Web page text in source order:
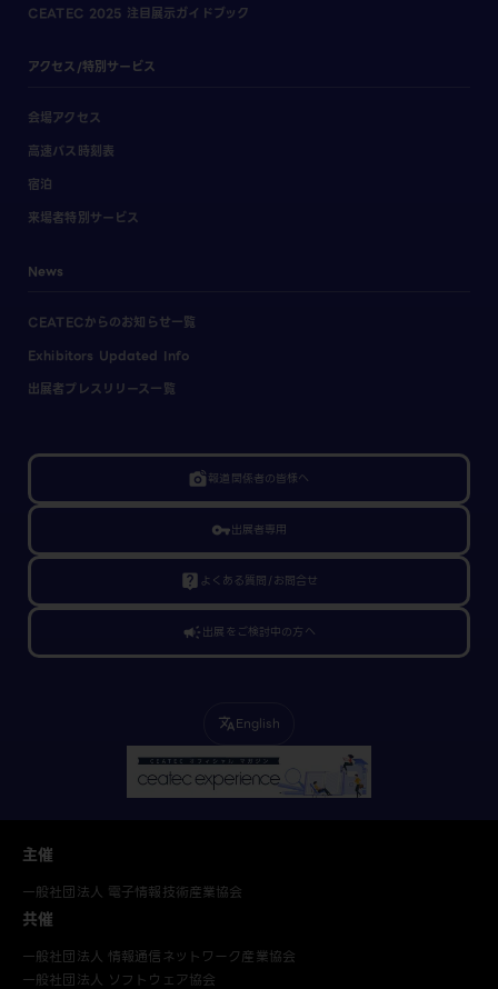
CEATEC 2025 注目展示ガイドブック
アクセス/特別サービス
会場アクセス
高速バス時刻表
宿泊
来場者特別サービス
News
CEATECからのお知らせ一覧
Exhibitors Updated Info
出展者プレスリリース一覧
linked_camera報道関係者の皆様へ
vpn_key出展者専用
live_help よくある質問/お問合せ
campaign出展をご検討中の方へ
translateEnglish
主催
一般社団法人 電子情報技術産業協会
共催
一般社団法人 情報通信ネットワーク産業協会
一般社団法人 ソフトウェア協会